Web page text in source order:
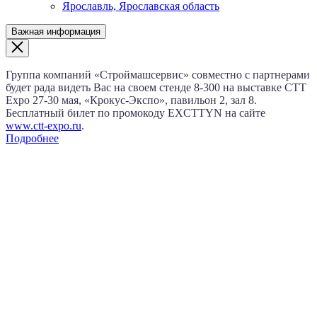
Ярославль, Ярославская область
Важная информация
Группа компаний «Строймашсервис» совместно с партнерами
будет рада видеть Вас на своем стенде 8‑300 на выставке CTT
Expo 27‑30 мая, «Крокус‑Экспо», павильон 2, зал 8.
Бесплатный билет по промокоду EXCTTYN на сайте
www.сtt-expo.ru.
Подробнее